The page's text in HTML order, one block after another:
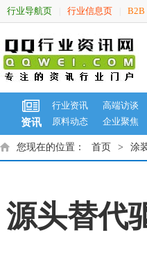
行业导航页 行业信息页 B2B
资讯
行业资讯
高端访谈
原料动态
企业聚焦
您现在的位置： 首页 > 涂
源头替代